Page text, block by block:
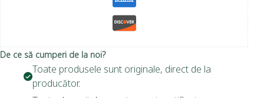
De ce să cumperi de la noi?
Toate produsele sunt originale, direct de la
producător.